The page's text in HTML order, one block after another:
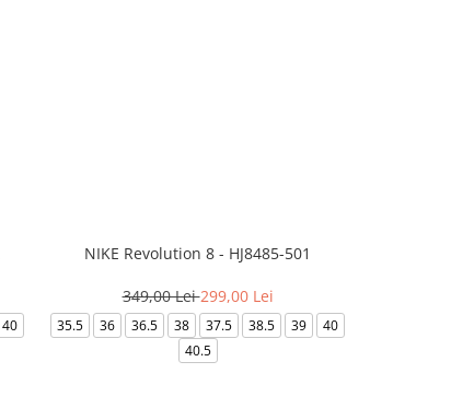
40
NIKE Revolution 8 - HJ8485-501
349,00 Lei299,00 Lei
35.5 36 36.5 38 37.5 38.5 39
40
40.5